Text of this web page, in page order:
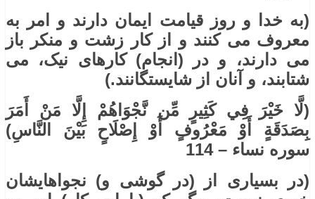
(به خدا و روز قیامت ایمان دارند و امر به
معروف می کنند و از کار زشت و منکر باز
می دارند، و در (انجام) کارهای نیک، می
شتابند، و آنان از شایستگانند.)
(لَّا خَيْرَ فِي كَثِيرٍ مِّن نَّجْوَاهُمْ إِلَّا مَنْ أَمَرَ
بِصَدَقَةٍ أَوْ مَعْرُوفٍ أَوْ إِصْلَاحٍ بَيْنَ النَّاسِ)
سوره نساء – 114
(در بسیاری از (در گوشی و) نجواهایشان